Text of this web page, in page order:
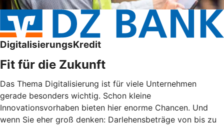
DigitalisierungsKredit
Fit für die Zukunft
Das Thema Digitalisierung ist für viele Unternehmen
gerade besonders wichtig. Schon kleine
Innovationsvorhaben bieten hier enorme Chancen. Und
wenn Sie eher groß denken: Darlehensbeträge von bis zu